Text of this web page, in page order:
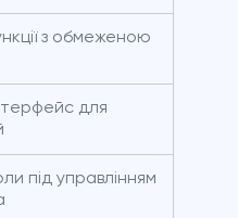
з обмеженою
для
під управлінням